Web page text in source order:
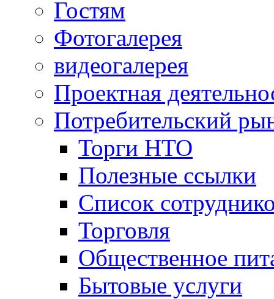
Гостям
Фотогалерея
видеогалерея
Проектная
Потребительский
Торги НТО
Полезные ссылки
Список
Торговля
Общественное
Бытовые услуги